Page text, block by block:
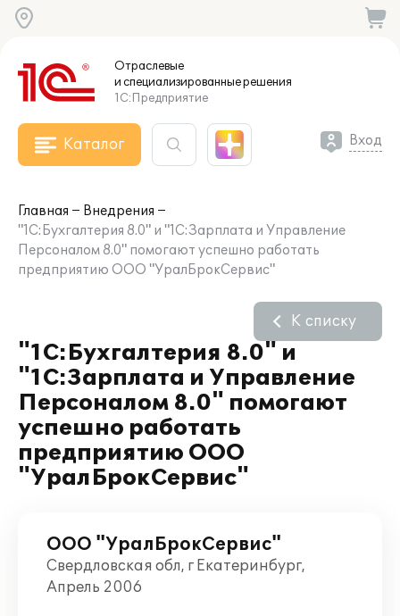
Отраслевые
и специализированныерешения
1С:Предприятие
Каталог Вход
Главная
Внедрения
"1С:Бухгалтерия 8.0" и "1С:Зарплата и Управление
Персоналом 8.0" помогают успешно работать
предприятию ООО "УралБрокСервис"
"1С:Бухгалтерия 8.0" и
"1С:Зарплата и Управление
Персоналом 8.0" помогают
успешно работать
предприятию ООО
"УралБрокСервис"
К списку
ООО "УралБрокСервис"
Свердловская обл, г Екатеринбург,
Апрель 2006